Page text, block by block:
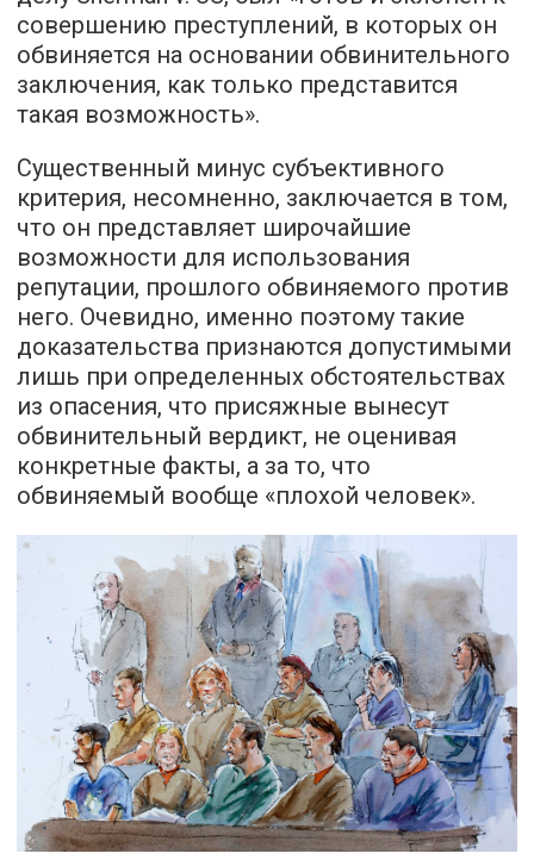
совершению преступлений, в которых он
обвиняется на основании обвинительного
заключения, как только представится
такая возможность».
Существенный минус субъективного
критерия, несомненно, заключается в том,
что он представляет широчайшие
возможности для использования
репутации, прошлого обвиняемого против
него. Очевидно, именно поэтому такие
доказательства признаются допустимыми
лишь при определенных обстоятельствах
из опасения, что присяжные вынесут
обвинительный вердикт, не оценивая
конкретные факты, а за то, что
обвиняемый вообще «плохой человек».